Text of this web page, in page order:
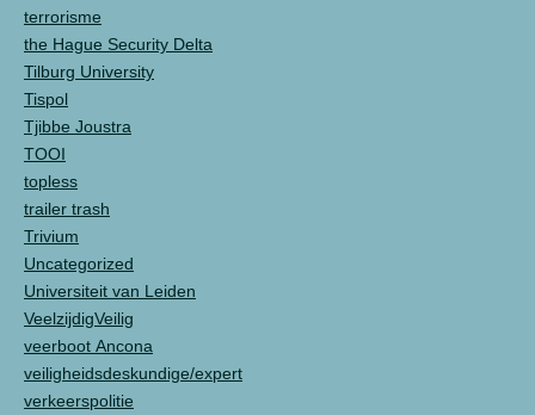
terrorisme
the Hague Security Delta
Tilburg University
Tispol
Tjibbe Joustra
TOOI
topless
trailer trash
Trivium
Uncategorized
Universiteit van Leiden
VeelzijdigVeilig
veerboot Ancona
veiligheidsdeskundige/expert
verkeerspolitie